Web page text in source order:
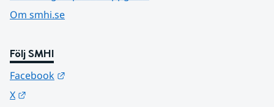
Om smhi.se
Följ SMHI
Facebook
X